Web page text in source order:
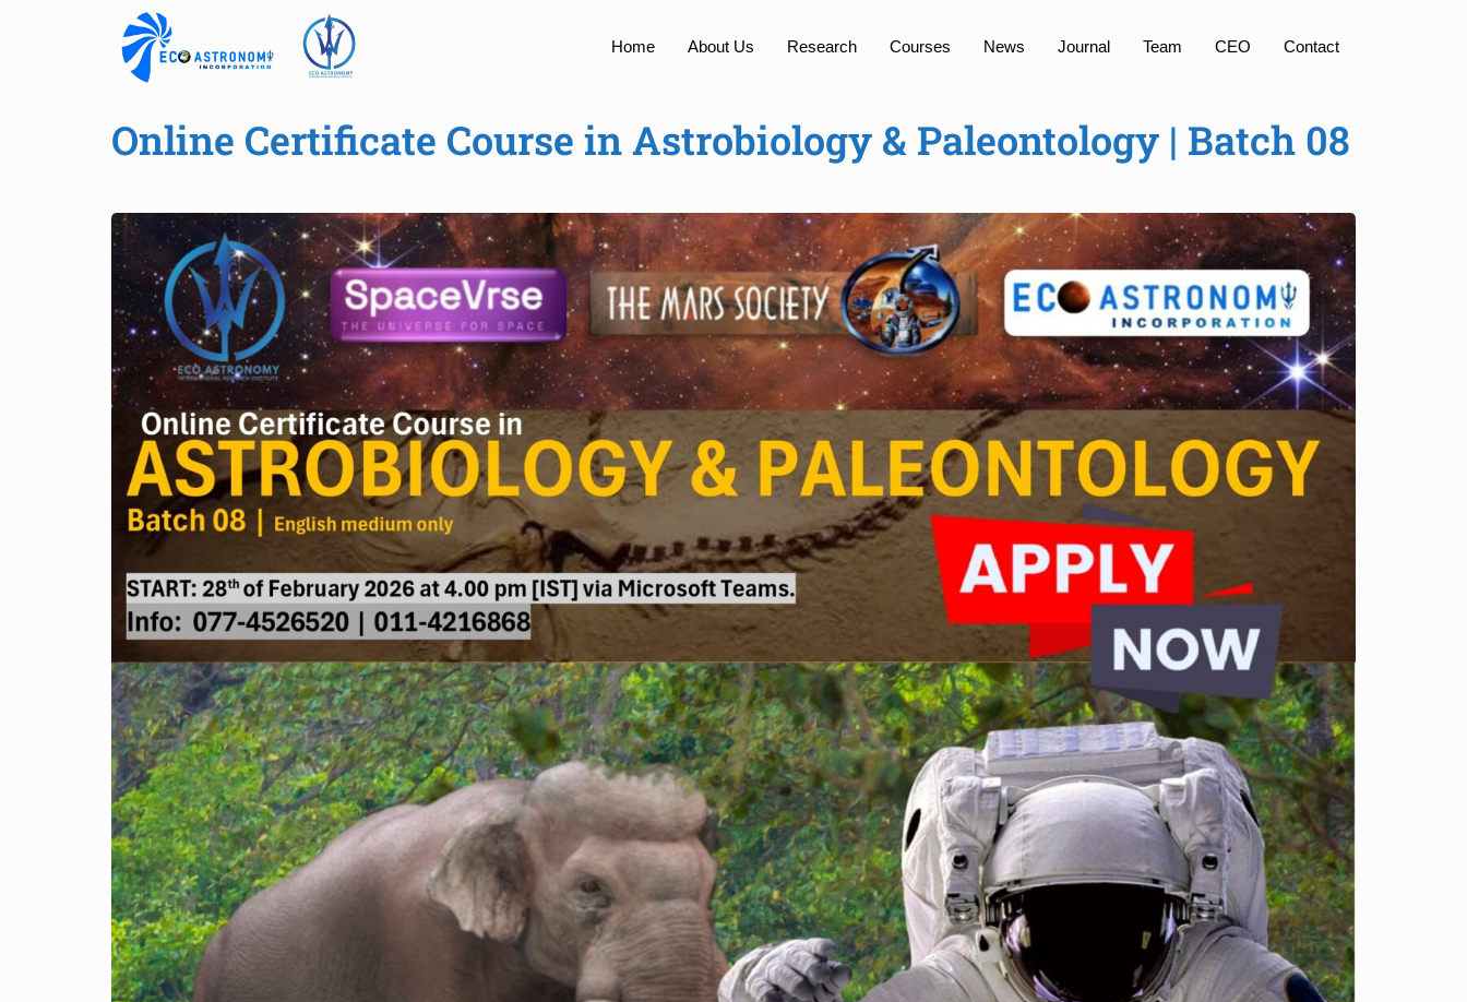
Home About Us Research Courses News Journal Team CEO Contact
Online Certificate Course in Astrobiology & Paleontology | Batch 08